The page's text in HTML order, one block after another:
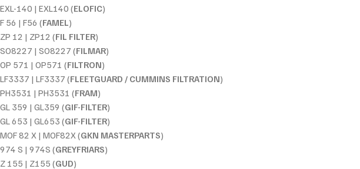
EXL-140 | EXL140 (ELOFIC)
F 56 | F56 (FAMEL )
ZP 12 | ZP12 (FIL FILTER)
SO8227 | SO8227 (FILMAR)
OP 571 | OP571 (FILTRON)
LF3337 | LF3337 (FLEETGUARD / CUMMINS FILTRATION)
PH3531 | PH3531 (FRAM)
GL 359 | GL359 (GIF-FILTER)
GL 653 | GL653 (GIF-FILTER)
MOF 82 X | MOF82X (GKN MASTERPARTS)
974 S | 974S (GREYFRIARS)
Z 155 | Z155 (GUD)